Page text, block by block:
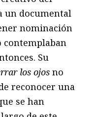
un documental
nominación
contemplaban
Su
los ojos no
reconocer una
se han